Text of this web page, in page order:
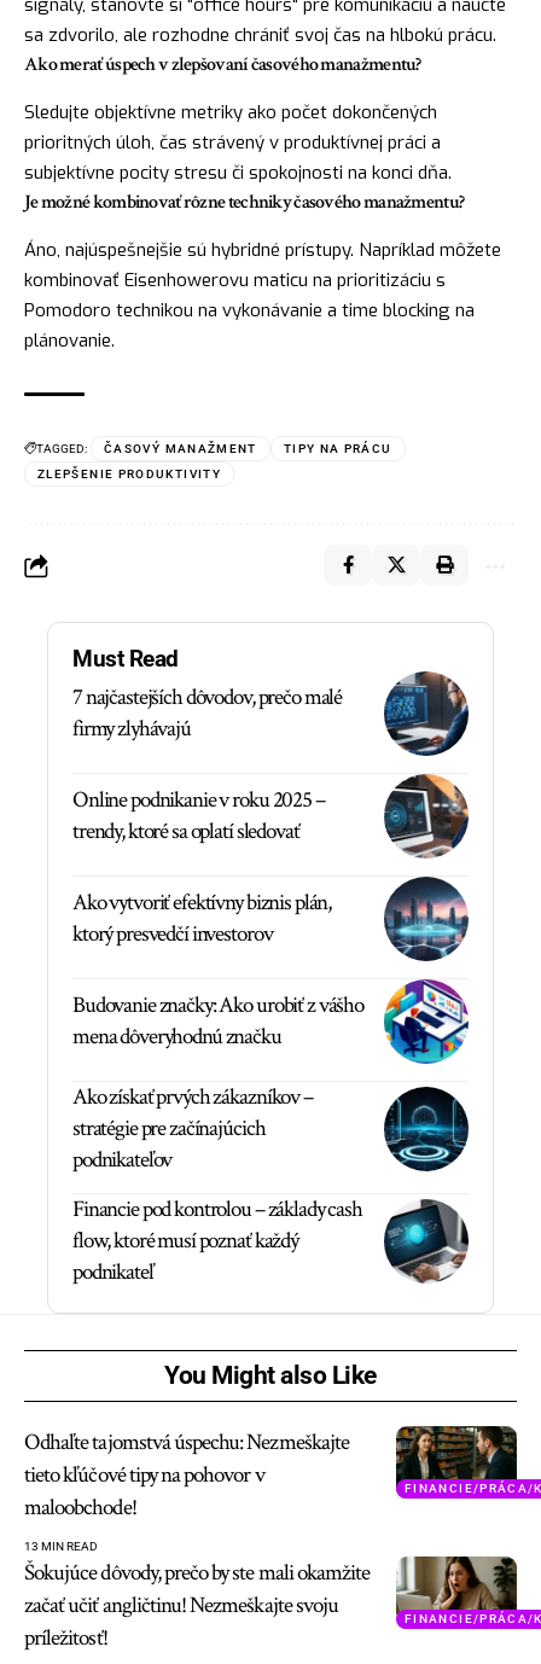
sa zdvorilo, ale rozhodne chrániť svoj čas na hlbokú prácu.
Ako merať úspech v zlepšovaní časového manažmentu?
Sledujte objektívne metriky ako počet dokončených
prioritných úloh, čas strávený v produktívnej práci a
subjektívne pocity stresu či spokojnosti na konci dňa.
Je možné kombinovať rôzne techniky časového manažmentu?
Áno, najúspešnejšie sú hybridné prístupy. Napríklad môžete
kombinovať Eisenhowerovu maticu na prioritizáciu s
Pomodoro technikou na vykonávanie a time blocking na
plánovanie.
TAGGED: ČASOVÝ MANAŽMENT
TIPY NA PRÁCU
ZLEPŠENIE PRODUKTIVITY
Must Read
7 najčastejších dôvodov, prečo malé
firmy zlyhávajú
Online podnikanie v roku 2025 –
trendy, ktoré sa oplatí sledovať
Ako vytvoriť efektívny biznis plán,
ktorý presvedčí investorov
Budovanie značky: Ako urobiť z vášho
mena dôveryhodnú značku
Ako získať prvých zákazníkov –
stratégie pre začínajúcich
podnikateľov
Financie pod kontrolou – základy cash
flow, ktoré musí poznať každý
podnikateľ
You Might also Like
FINANCIE/PRÁCA/
Odhaľte tajomstvá úspechu: Nezmeškajte
tieto kľúčové tipy na pohovor v
maloobchode!
13 MIN READ
FINANCIE/PRÁCA/
Šokujúce dôvody, prečo by ste mali okamžite
začať učiť angličtinu! Nezmeškajte svoju
príležitosť!